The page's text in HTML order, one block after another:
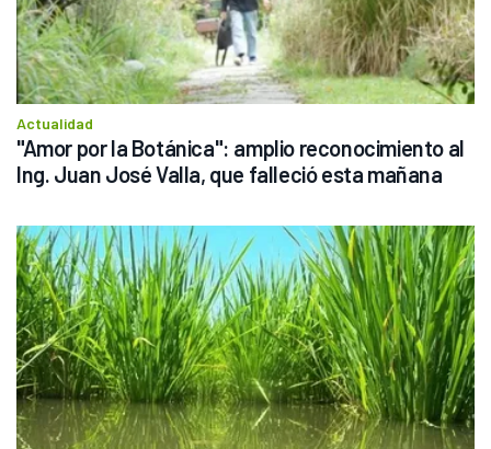
Actualidad
"Amor por la Botánica": amplio reconocimiento al
Ing. Juan José Valla, que falleció esta mañana